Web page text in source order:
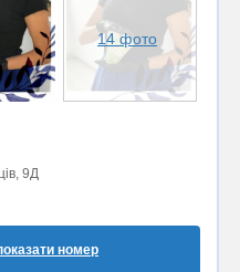
14 фото
9Д
номер